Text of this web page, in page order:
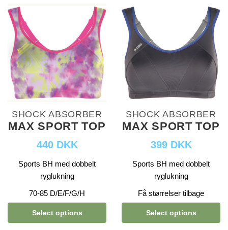
SHOCK ABSORBER
MAX SPORT TOP
440 DKK
Sports BH med dobbelt
ryglukning
70-85 D/E/F/G/H
Select options
SHOCK ABSORBER
MAX SPORT TOP
399 DKK
Sports BH med dobbelt
ryglukning
Få størrelser tilbage
Select options